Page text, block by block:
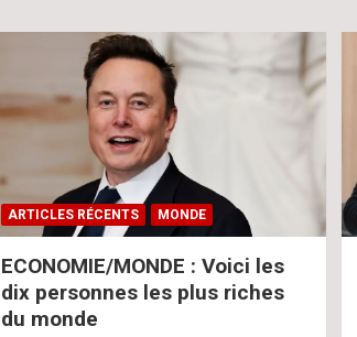
ARTICLES RÉCENTS MONDE
ECONOMIE/MONDE : Voici les
dix personnes les plus riches
du monde